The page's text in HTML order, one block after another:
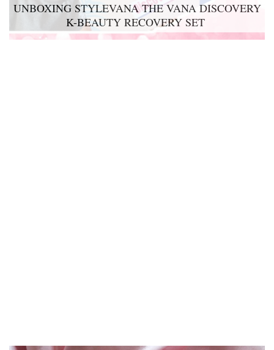
UNBOXING STYLEVANA THE VANA DISCOVERY
K-BEAUTY RECOVERY SET